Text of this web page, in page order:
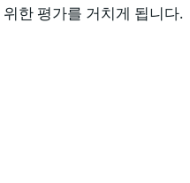
한 평가를 거치게 됩니다.